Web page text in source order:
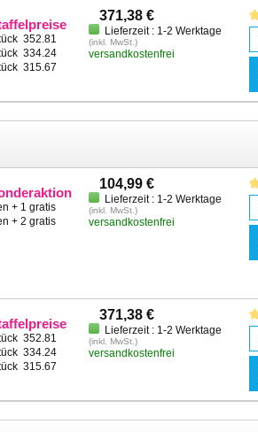
352.81
334.24
315.67
371,38 €
Lieferzeit : 1-2 Werktage
(inkl. MwSt.)
versandkostenfrei
+ 1 gratis
+ 2 gratis
104,99 €
Lieferzeit : 1-2 Werktage
(inkl. MwSt.)
versandkostenfrei
352.81
334.24
315.67
371,38 €
Lieferzeit : 1-2 Werktage
(inkl. MwSt.)
versandkostenfrei